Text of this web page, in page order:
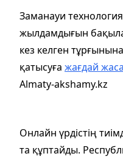
Заманауи
жылдамдығын
кез келген
қатысуға жағдай
Almaty-akshamy.kz
Онлайн үрдістің
та құптайды.